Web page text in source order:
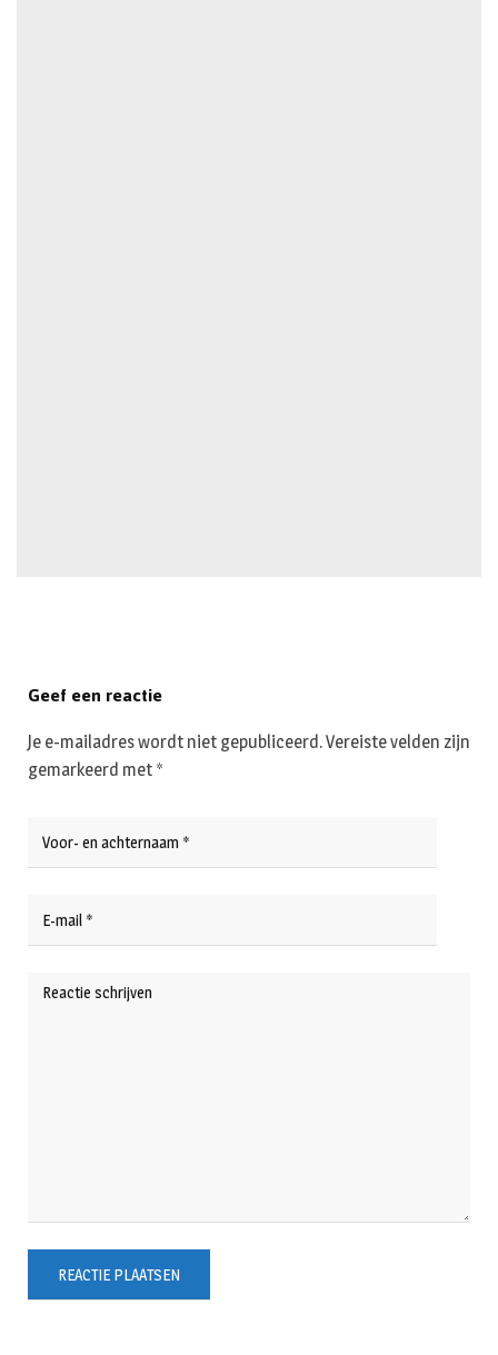
Geef een reactie
Je e-mailadres wordt niet gepubliceerd.Vereiste velden zijn
gemarkeerd met *